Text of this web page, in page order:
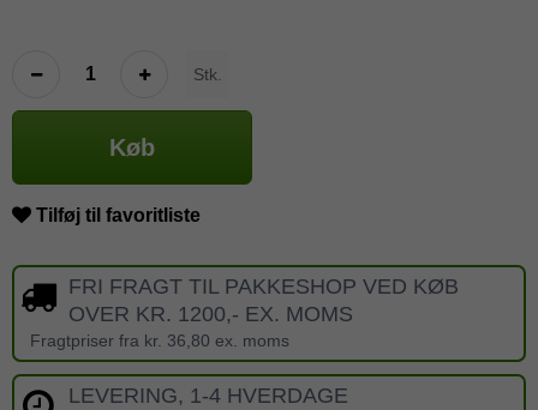
Stk.
Køb
Tilføj til favoritliste
FRI FRAGT TIL PAKKESHOP VED KØB
OVER KR. 1200,- EX. MOMS
Fragtpriser fra kr. 36,80 ex. moms
LEVERING, 1-4 HVERDAGE